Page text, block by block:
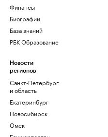
Финансы
Биографии
База знаний
РБК Образование
Новости
регионов
Санкт-Петербург
и область
Екатеринбург
Новосибирск
Омск